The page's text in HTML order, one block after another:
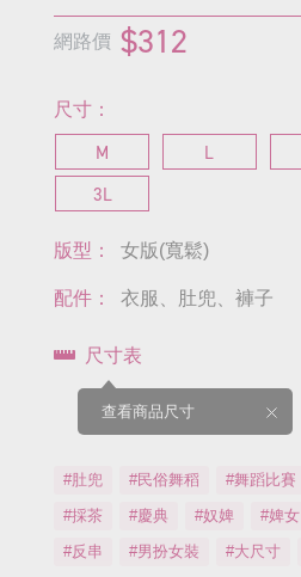
網路價 $312
尺寸：
M L
3L
版型： 女版(寬鬆)
配件： 衣服、肚兜、褲子
尺寸表
查看商品尺寸
#肚兜 #民俗舞稻 #舞蹈比賽
#採茶
#慶典 #奴婢 #婢女
#反串
#男扮女裝 #大尺寸